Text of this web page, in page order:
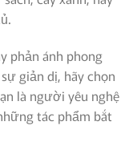
phản ánh phong
giản dị, hãy chọn
là người yêu nghệ
tác phẩm bắt